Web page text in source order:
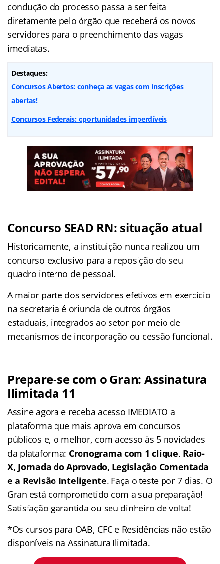
condução do processo passa a ser feita
diretamente pelo órgão que receberá os novos
servidores para o preenchimento das vagas
imediatas.
Destaques:
Concursos Abertos: conheça as vagas com inscrições
abertas!
Concursos Federais: oportunidades imperdíveis
Concurso SEAD RN: situação atual
Historicamente, a instituição nunca realizou um
concurso exclusivo para a reposição do seu
quadro interno de pessoal.
A maior parte dos servidores efetivos em exercício
na secretaria é oriunda de outros órgãos
estaduais, integrados ao setor por meio de
mecanismos de incorporação ou cessão funcional.
Prepare-se com o Gran: Assinatura
Ilimitada 11
Assine agora e receba acesso IMEDIATO a
plataforma que mais aprova em concursos
públicos e, o melhor, com acesso às 5 novidades
da plataforma: Cronograma com 1 clique, Raio-
X, Jornada do Aprovado, Legislação Comentada
e a Revisão Inteligente. Faça o teste por 7 dias. O
Gran está comprometido com a sua preparação!
Satisfação garantida ou seu dinheiro de volta!
*Os cursos para OAB, CFC e Residências não estão
disponíveis na Assinatura Ilimitada.